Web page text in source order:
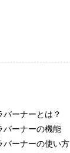
ーナーとは？
バーナーの機能
バーナーの使い方